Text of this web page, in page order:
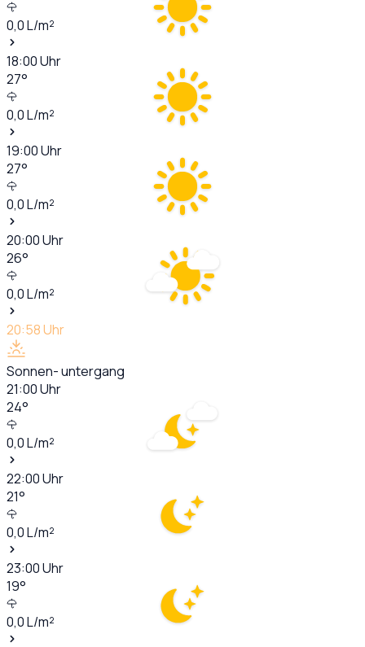
0,0L/m²
18:00Uhr
27°
0,0L/m²
19:00Uhr
27°
0,0L/m²
20:00Uhr
26°
0,0L/m²
20:58Uhr
Sonnen- untergang
21:00Uhr
24°
0,0L/m²
22:00Uhr
21°
0,0L/m²
23:00Uhr
19°
0,0L/m²